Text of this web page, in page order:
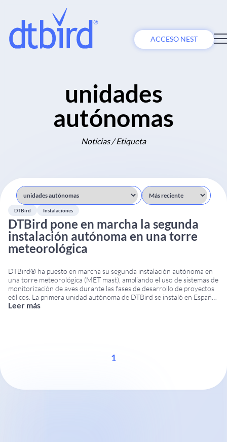
ACCESO NEST
unidades
autónomas
Noticias / Etiqueta
DTBird Instalaciones
DTBird pone en marcha la segunda
instalación autónoma en una torre
meteorológica
DTBird® ha puesto en marcha su segunda instalación autónoma en
una torre meteorológica (MET mast), ampliando el uso de sistemas de
monitorización de aves durante las fases de desarrollo de proyectos
eólicos. La primera unidad autónoma de DTBird se instaló en España
en junio de 2015. Tras el éxito de esta experiencia, una segunda
Leer más
1